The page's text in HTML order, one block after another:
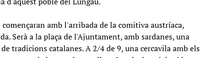
amb l'arribada de la comitiva austríaca,
Serà a la plaça de l'Ajuntament, amb sardanes, una
tradicions catalanes. A 2/4 de 9, una cercavila amb els